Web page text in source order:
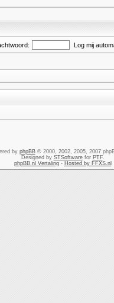
Log mij
by phpBB© 2000, 2002, 2005, 2007
Designed by STSoftwarefor PTF.
phpBB.nl Vertaling- Hosted by FFXS.nl